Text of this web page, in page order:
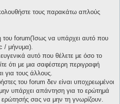
τους παρακάτω απλούς
του forum(Ίσως να υπάρχει αυτό που
/ μήνυμα).
αυτό που θέλετε με όσο το
ότι με μια σαφέστερη περιγραφή
για τους άλλους.
του forum δεν είναι υποχρεωμένοι
υπάρχει απάντηση για το ερώτημά
σας να μην τη γνωρίζουν.